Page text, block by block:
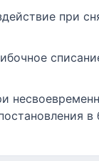
при
в